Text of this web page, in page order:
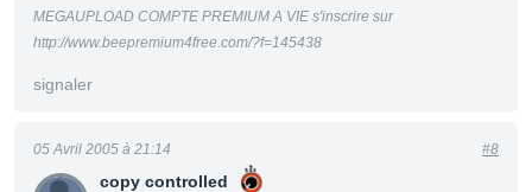
MEGAUPLOAD COMPTE PREMIUM A VIE s'inscrire sur
http://www.beepremium4free.com/?f=145438
signaler
copy controlled
05 Avril 2005 à 21:14 #8